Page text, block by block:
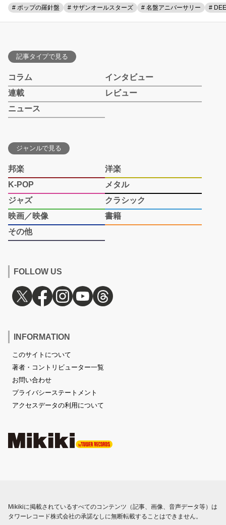
# ポップの羅針盤 # サザンオールスターズ # 名盤アニバーサリー #
記事タイプで見る
コラム
インタビュー
連載
レビュー
ニュース
ジャンルで見る
邦楽
洋楽
K-POP
メタル
ジャズ
クラシック
映画／映像
書籍
その他
FOLLOW US
INFORMATION
このサイトについて
著者・コントリビューター一覧
お問い合わせ
プライバシーステートメント
アクセスデータの利用について
Mikikiに掲載されているすべてのコンテンツ（記事、画像、音声データ等）は
タワーレコード株式会社の承諾なしに無断転載することはできません。